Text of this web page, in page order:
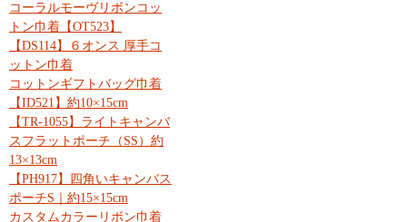
コーラルモーヴリボンコッ
トン巾着【OT523】
【DS114】６オンス 厚手コ
ットン巾着
コットンギフトバッグ巾着
【ID521】約10×15cm
【TR-1055】ライトキャンバ
スフラットポーチ（SS）約
13×13cm
【PH917】四角いキャンバス
ポーチS｜約15×15cm
カスタムカラーリボン巾着